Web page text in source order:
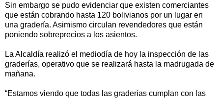
Sin embargo se pudo evidenciar que existen comerciantes
que están cobrando hasta 120 bolivianos por un lugar en
una gradería. Asimismo circulan revendedores que están
poniendo sobreprecios a los asientos.
La Alcaldía realizó el mediodía de hoy la inspección de las
graderías, operativo que se realizará hasta la madrugada de
mañana.
“Estamos viendo que todas las graderías cumplan con las